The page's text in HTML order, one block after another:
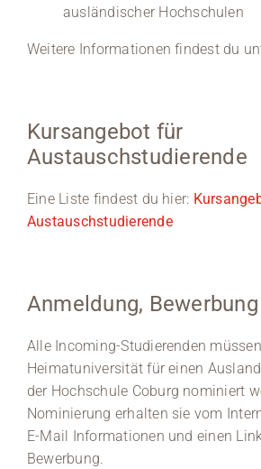
ausländischer Hochschulen
Weitere Informationen findest du
Kursangebot für
Austauschstudierende
Eine Liste findest du hier:
Austauschstudierende
Anmeldung,
Alle Incoming-Studierenden
Heimatuniversität für einen
der Hochschule Coburg nominiert
Nominierung erhalten sie vom
E-Mail Informationen und einen
Bewerbung.